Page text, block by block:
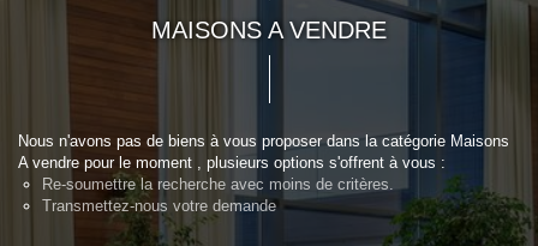
MAISONS A VENDRE
Nous n'avons pas de biens à vous proposer dans la catégorie Maisons
A vendre pour le moment , plusieurs options s'offrent à vous :
Re-soumettre la recherche avec moins de critères.
Transmettez-nous votre demande